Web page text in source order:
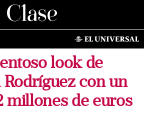
look de
Rodríguez con un
millones de euros